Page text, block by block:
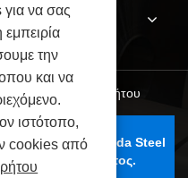
ΜΑΣ
Πολιτική Απορρήτου
Wuxi Jianbanghaoda Steel
παντός δικαιώματος.
να σας
την
και να
ιστότοπο,
cookies από